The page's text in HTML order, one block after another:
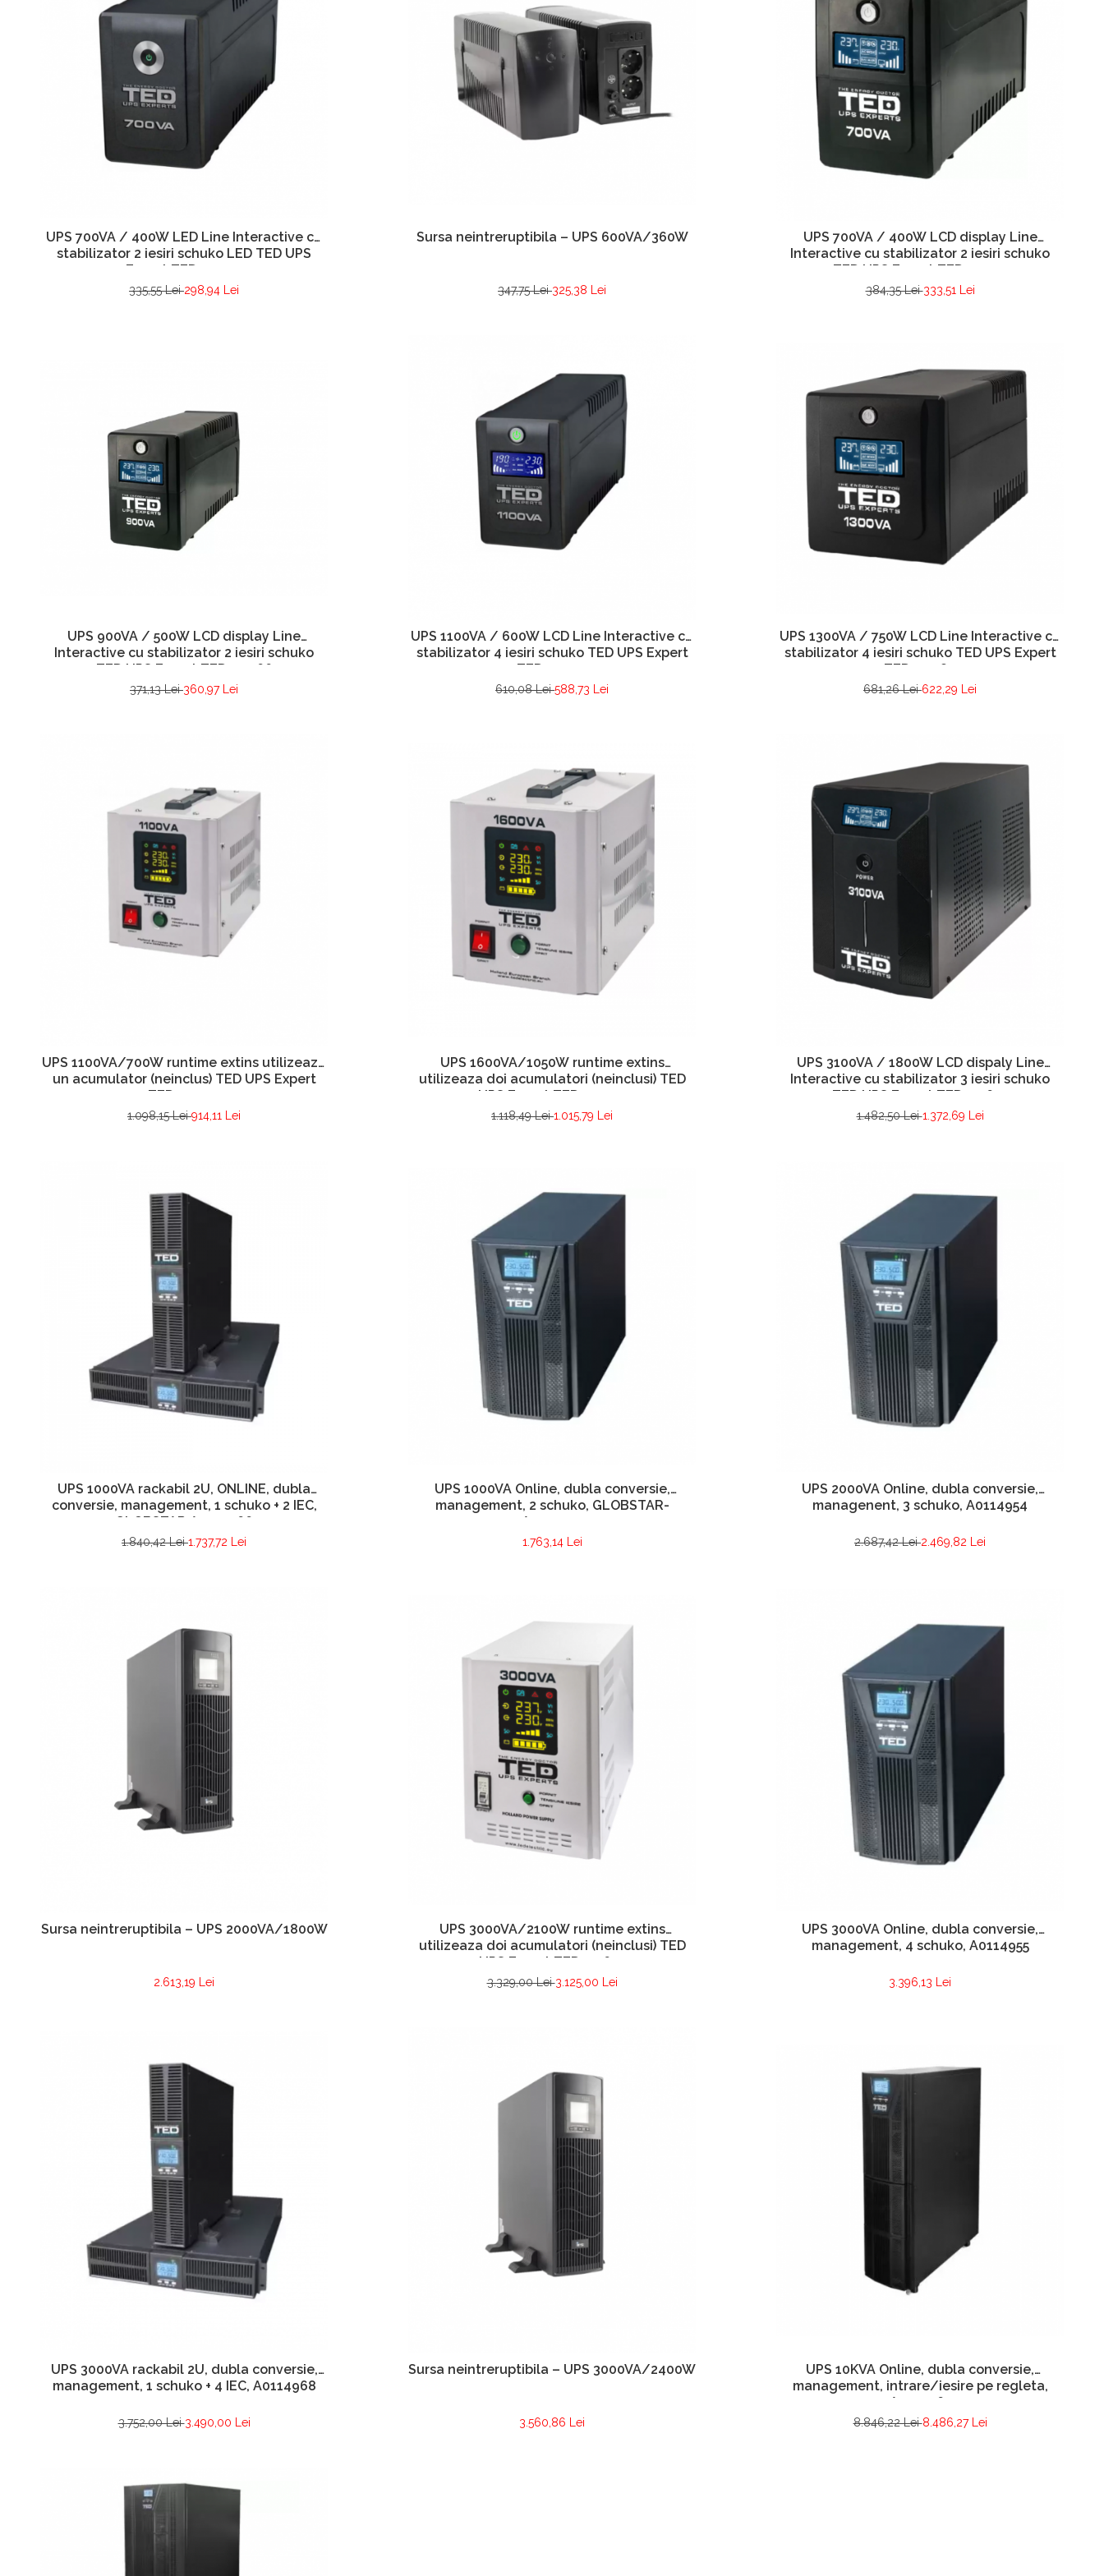
UPS 700VA / 400W LED Line Interactive cu
stabilizator 2 iesiri schuko LED TED UPS
Expert TED001542
335,55 Lei298,94 Lei
Sursa neintreruptibila – UPS 600VA/360W
347,75 Lei325,38 Lei
UPS 700VA / 400W LCD display Line
Interactive cu stabilizator 2 iesiri schuko
TED UPS Expert TED001559
384,35 Lei333,51 Lei
UPS 900VA / 500W LCD display Line
Interactive cu stabilizator 2 iesiri schuko
TED UPS Expert TED001566
371,13 Lei360,97 Lei
UPS 1100VA / 600W LCD Line Interactive cu
stabilizator 4 iesiri schuko TED UPS Expert
TED001573
610,08 Lei588,73 Lei
UPS 1300VA / 750W LCD Line Interactive cu
stabilizator 4 iesiri schuko TED UPS Expert
TED001580
681,26 Lei622,29 Lei
UPS 1100VA/700W runtime extins utilizeaza
un acumulator (neinclus) TED UPS Expert
TED000323
1.098,15 Lei914,11 Lei
UPS 1600VA/1050W runtime extins
utilizeaza doi acumulatori (neinclusi) TED
UPS Expert TED000330
1.118,49 Lei1.015,79 Lei
UPS 3100VA / 1800W LCD dispaly Line
Interactive cu stabilizator 3 iesiri schuko
TED UPS Expert TED001627
1.482,50 Lei1.372,69 Lei
UPS 1000VA rackabil 2U, ONLINE, dubla
conversie, management, 1 schuko + 2 IEC,
GLOBSTAR A0114966
1.840,42 Lei1.737,72 Lei
UPS 1000VA Online, dubla conversie,
management, 2 schuko, GLOBSTAR-
A0114953
1.763,14 Lei
UPS 2000VA Online, dubla conversie,
managenent, 3 schuko, A0114954
2.687,42 Lei2.469,82 Lei
Sursa neintreruptibila – UPS 2000VA/1800W
2.613,19 Lei
UPS 3000VA/2100W runtime extins
utilizeaza doi acumulatori (neinclusi) TED
UPS Expert TED001672
3.329,00 Lei3.125,00 Lei
UPS 3000VA Online, dubla conversie,
management, 4 schuko, A0114955
3.396,13 Lei
UPS 3000VA rackabil 2U, dubla conversie,
management, 1 schuko + 4 IEC, A0114968
3.752,00 Lei3.490,00 Lei
Sursa neintreruptibila – UPS 3000VA/2400W
3.560,86 Lei
UPS 10KVA Online, dubla conversie,
management, intrare/iesire pe regleta,
A0114965
8.846,22 Lei8.486,27 Lei